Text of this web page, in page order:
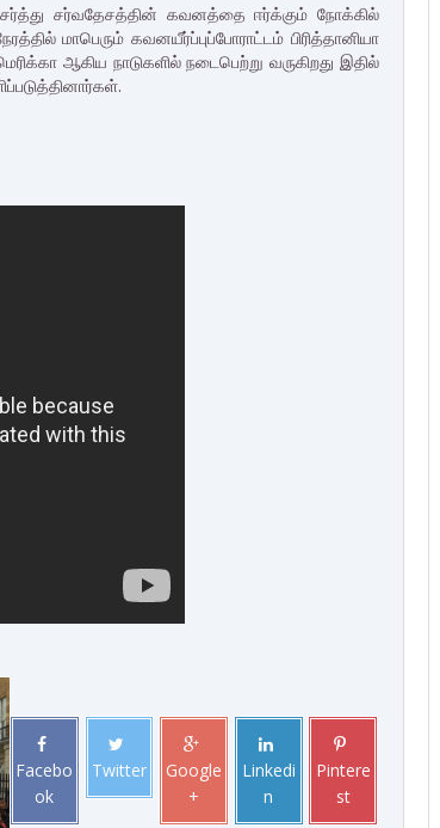
சர்வதேசத்தின் கவனத்தை ஈர்க்கும் நோக்கில்
மாபெரும் கவனயீர்ப்புப்போராட்டம் பிரித்தானியா
ஆகிய நாடுகளில் நடைபெற்று வருகிறது இதில்
Facebo
ok
Twitter
Google
+
Linkedi
n
Pintere
st